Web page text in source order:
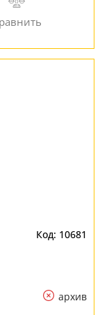
10681
архив